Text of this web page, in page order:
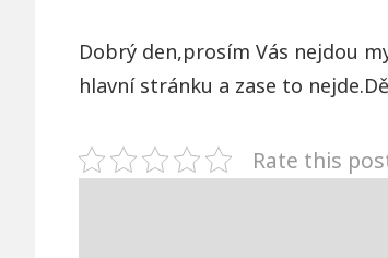
Dobrý den,prosím Vás nejdou
hlavní stránku a zase to
Rate this